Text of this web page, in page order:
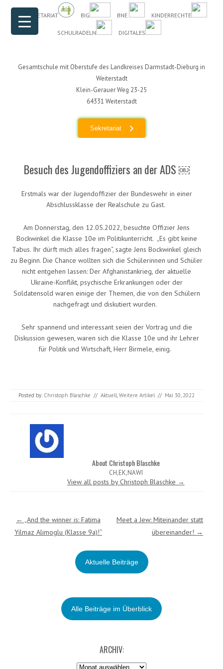
DAS SEKRETARIAT
BIG BNE KINDERRECHTE
SCHULRADELN DIGITALES
Gesamtschule mit Oberstufe des Landkreises Darmstadt-Dieburg in
Weiterstadt
Klein-Gerauer Weg 23-25
64331 Weiterstadt
Sekretariat
Besuch des Jugendoffiziers an der ADS ￼
Erstmals war der Jugendoffizier der Bundeswehr in einer
Abschlussklasse der Realschule zu Gast.
Am Donnerstag, den 12.05.2022, besuchte Offizier Jens
Bockwinkel die Klasse 10e im Politikunterricht. „Es gibt keine
Tabus. Ihr dürft mich alles fragen“, sagte Jens Bockwinkel gleich
zu Beginn. Die Chance wollten sich die Schülerinnen und Schüler
nicht entgehen lassen: Der Afghanistankrieg, der aktuelle
Ukraine-Konflikt, psychische Erkrankungen oder der
Soldatensold waren einige der Themen, die von den Schülern
nachgefragt und diskutiert wurden.
Sehr spannend und interessant seien der Vortrag und die
Diskussion gewesen, waren sich die Klasse 10e und ihr Lehrer
für Politik und Wirtschaft, Herr Birmele, einig.
Posted by: Christoph Blaschke // Aktuell,Weitere Artikel // Mai 30, 2022
About Christoph Blaschke
CH,EK,NAWI
View all posts by Christoph Blaschke →
Post navigation
← „And the winner is: Fatima
Yilmaz Alimoglu (Klasse 9a)!“
Meet a Jew: Miteinander statt
übereinander! →
Aktuelle Beiträge
Alle Beiträge im Überblick
ARCHIV:
Archiv: